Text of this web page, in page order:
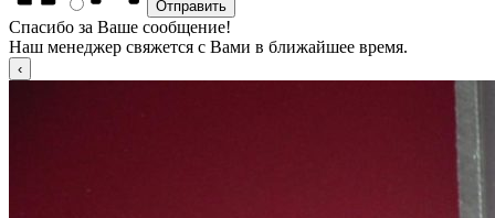
Спасибо за Ваше сообщение!
Наш менеджер свяжется с Вами в ближайшее время.